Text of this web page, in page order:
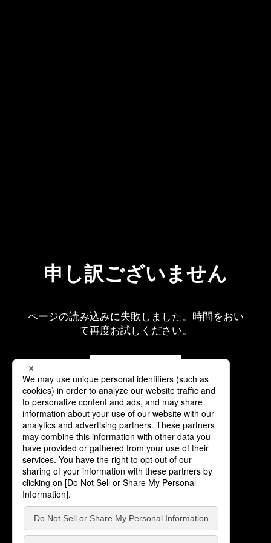
申し訳ございません
ページの読み込みに失敗しました。時間をおい
て再度お試しください。